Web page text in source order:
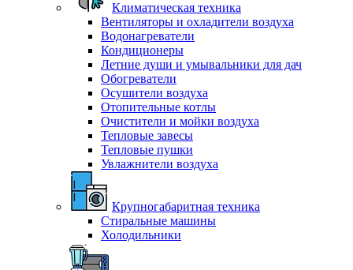
Климатическая техника
Вентиляторы и охладители воздуха
Водонагреватели
Кондиционеры
Летние души и умывальники для дач
Обогреватели
Осушители воздуха
Отопительные котлы
Очистители и мойки воздуха
Тепловые завесы
Тепловые пушки
Увлажнители воздуха
Крупногабаритная техника
Стиральные машины
Холодильники